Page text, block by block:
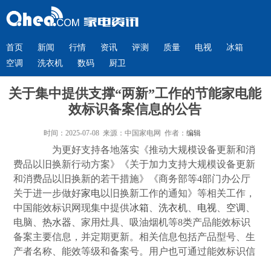
首页 新闻 行情 资讯 评测 质量 电视
冰箱
空调
洗衣机 数码 厨卫
关于集中提供支撑“两新”工作的节能家电能
效标识备案信息的公告
时间：2025-07-08 来源：中国家电网 作者： 编辑
为更好支持各地落实《推动大规模设备更新和消
费品以旧换新行动方案》《关于加力支持大规模设备更新
和消费品以旧换新的若干措施》《商务部等4部门办公厅
关于进一步做好家电以旧换新工作的通知》等相关工作，
中国能效标识网现集中提供冰箱 、洗衣机 电视 空调
电脑、热水器 、家用灶具、吸油烟机等8类产品能效标识
备案主要信息，并定期更新。相关信息包括产品型号、生
产者名称、能效等级和备案号。用户也可通过能效标识信